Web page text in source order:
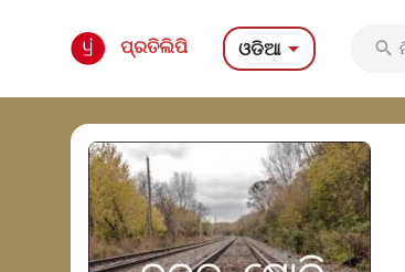
ପ୍ରତିଲିପି ଓଡିଆ 